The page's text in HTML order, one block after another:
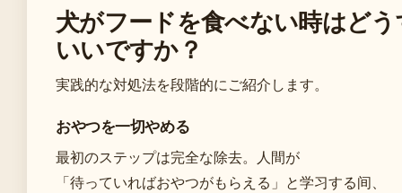
犬がフードを食べない時はど
いいですか？
実践的な対処法を段階的にご紹介します。
おやつを一切やめる
最初のステップは完全な除去。人間が
「待っていればおやつがもらえる」と学习する间、